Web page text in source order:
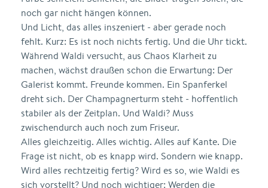
noch gar nicht hängen können.
Und Licht, das alles inszeniert - aber gerade noch
fehlt. Kurz: Es ist noch nichts fertig. Und die Uhr tickt.
Während Waldi versucht, aus Chaos Klarheit zu
machen, wächst draußen schon die Erwartung: Der
Galerist kommt. Freunde kommen. Ein Spanferkel
dreht sich. Der Champagnerturm steht - hoffentlich
stabiler als der Zeitplan. Und Waldi? Muss
zwischendurch auch noch zum Friseur.
Alles gleichzeitig. Alles wichtig. Alles auf Kante. Die
Frage ist nicht, ob es knapp wird. Sondern wie knapp.
Wird alles rechtzeitig fertig? Wird es so, wie Waldi es
sich vorstellt? Und noch wichtiger: Werden die